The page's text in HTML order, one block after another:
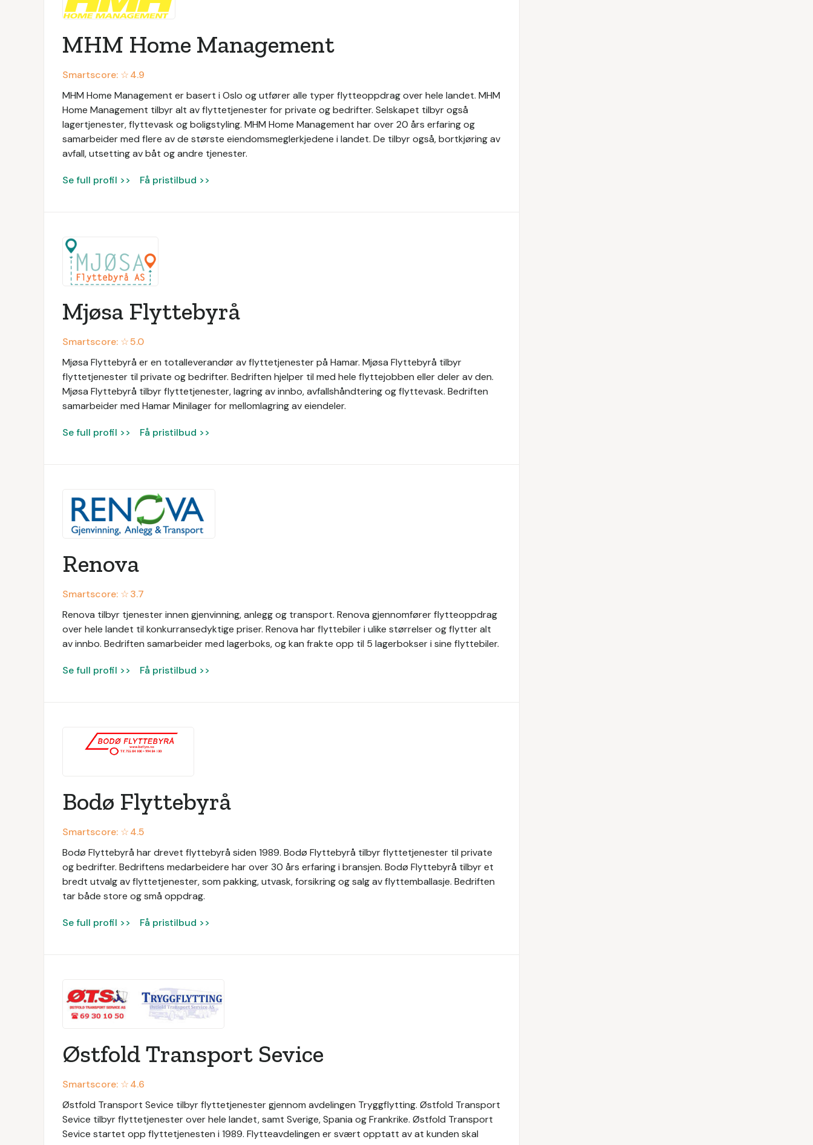
MHM Home Management
Smartscore: ☆4.9
MHM Home Management er basert i Oslo og utfører alle typer flytteoppdrag over hele landet. MHM
Home Management tilbyr alt av flyttetjenester for private og bedrifter. Selskapet tilbyr også
lagertjenester, flyttevask og boligstyling. MHM Home Management har over 20 års erfaring og
samarbeider med flere av de største eiendomsmeglerkjedene i landet. De tilbyr også, bortkjøring av
avfall, utsetting av båt og andre tjenester.
Se full profil >> Få pristilbud >>
Mjøsa Flyttebyrå
Smartscore: ☆5.0
Mjøsa Flyttebyrå er en totalleverandør av flyttetjenester på Hamar. Mjøsa Flyttebyrå tilbyr
flyttetjenester til private og bedrifter. Bedriften hjelper til med hele flyttejobben eller deler av den.
Mjøsa Flyttebyrå tilbyr flyttetjenester, lagring av innbo, avfallshåndtering og flyttevask. Bedriften
samarbeider med Hamar Minilager for mellomlagring av eiendeler.
Se full profil >> Få pristilbud >>
Renova
Smartscore: ☆3.7
Renova tilbyr tjenester innen gjenvinning, anlegg og transport. Renova gjennomfører flytteoppdrag
over hele landet til konkurransedyktige priser. Renova har flyttebiler i ulike størrelser og flytter alt
av innbo. Bedriften samarbeider med lagerboks, og kan frakte opp til 5 lagerbokser i sine flyttebiler.
Se full profil >> Få pristilbud >>
Bodø Flyttebyrå
Smartscore: ☆4.5
Bodø Flyttebyrå har drevet flyttebyrå siden 1989. Bodø Flyttebyrå tilbyr flyttetjenester til private
og bedrifter. Bedriftens medarbeidere har over 30 års erfaring i bransjen. Bodø Flyttebyrå tilbyr et
bredt utvalg av flyttetjenester, som pakking, utvask, forsikring og salg av flyttemballasje. Bedriften
tar både store og små oppdrag.
Se full profil >> Få pristilbud >>
Østfold Transport Sevice
Smartscore: ☆4.6
Østfold Transport Sevice tilbyr flyttetjenester gjennom avdelingen Tryggflytting. Østfold Transport
Sevice tilbyr flyttetjenester over hele landet, samt Sverige, Spania og Frankrike. Østfold Transport
Sevice startet opp flyttetjenesten i 1989. Flytteavdelingen er svært opptatt av at kunden skal